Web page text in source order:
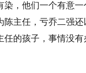
，他们一个有意
主任，亏乔二强
的孩子，事情没